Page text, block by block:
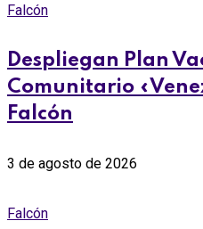
Falcón
Despliegan Plan
Comunitario
Falcón
3 de agosto de 2026
Falcón